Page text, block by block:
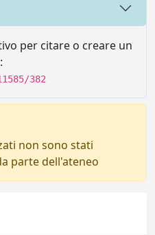
per citare o creare un
382
non sono stati
parte dell'ateneo